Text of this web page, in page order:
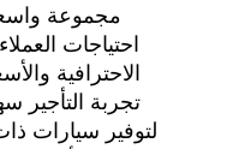
مجموعة
احتياجات
الاحترافية
تجربة
لتوفير سيارات